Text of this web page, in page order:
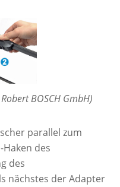
BOSCH GmbH)
parallel zum
des
des
nächstes der Adapter